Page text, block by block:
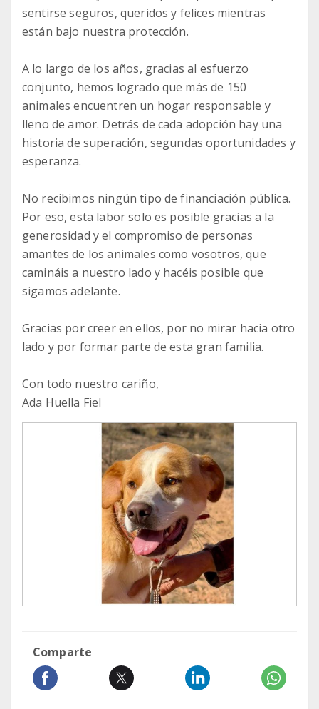
sentirse seguros, queridos y felices mientras
están bajo nuestra protección.
A lo largo de los años, gracias al esfuerzo
conjunto, hemos logrado que más de 150
animales encuentren un hogar responsable y
lleno de amor. Detrás de cada adopción hay una
historia de superación, segundas oportunidades y
esperanza.
No recibimos ningún tipo de financiación pública.
Por eso, esta labor solo es posible gracias a la
generosidad y el compromiso de personas
amantes de los animales como vosotros, que
camináis a nuestro lado y hacéis posible que
sigamos adelante.
Gracias por creer en ellos, por no mirar hacia otro
lado y por formar parte de esta gran familia.
Con todo nuestro cariño,
Ada Huella Fiel
Comparte